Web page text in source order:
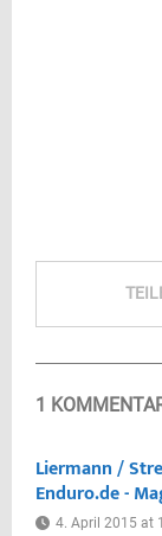
1
Liermann /
Enduro.de -
4. April 2015 at